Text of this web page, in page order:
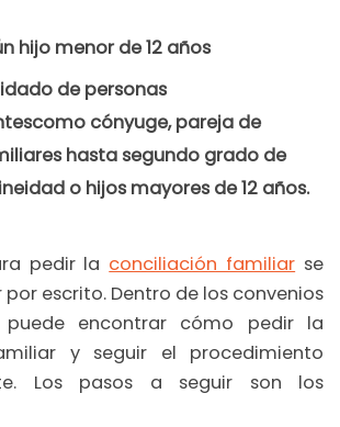
hijo menor de 12 años
de personas
como cónyuge, pareja de
hasta segundo grado de
o hijos mayores de 12 años.
pedir la conciliación familiar se
escrito. Dentro de los convenios
puede encontrar cómo pedir la
y seguir el procedimiento
Los pasos a seguir son los